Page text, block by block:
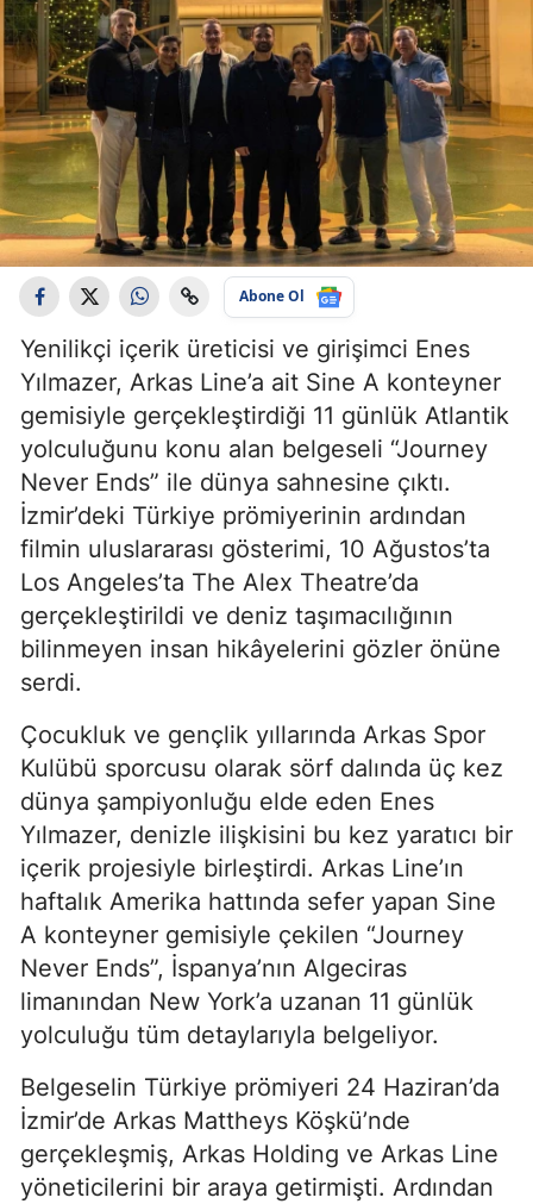
Abone Ol
Yenilikçi içerik üreticisi ve girişimci Enes
Yılmazer, Arkas Line’a ait Sine A konteyner
gemisiyle gerçekleştirdiği 11 günlük Atlantik
yolculuğunu konu alan belgeseli “Journey
Never Ends” ile dünya sahnesine çıktı.
İzmir’deki Türkiye prömiyerinin ardından
filmin uluslararası gösterimi, 10 Ağustos’ta
Los Angeles’ta The Alex Theatre’da
gerçekleştirildi ve deniz taşımacılığının
bilinmeyen insan hikâyelerini gözler önüne
serdi.
Çocukluk ve gençlik yıllarında Arkas Spor
Kulübü sporcusu olarak sörf dalında üç kez
dünya şampiyonluğu elde eden Enes
Yılmazer, denizle ilişkisini bu kez yaratıcı bir
içerik projesiyle birleştirdi. Arkas Line’ın
haftalık Amerika hattında sefer yapan Sine
A konteyner gemisiyle çekilen “Journey
Never Ends”, İspanya’nın Algeciras
limanından New York’a uzanan 11 günlük
yolculuğu tüm detaylarıyla belgeliyor.
Belgeselin Türkiye prömiyeri 24 Haziran’da
İzmir’de Arkas Mattheys Köşkü’nde
gerçekleşmiş, Arkas Holding ve Arkas Line
yöneticilerini bir araya getirmişti. Ardından